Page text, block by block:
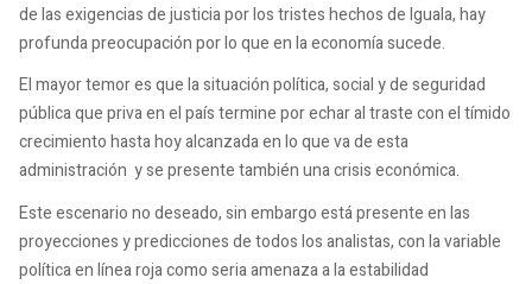
de las exigencias de justicia por los tristes hechos de Iguala, hay
profunda preocupación por lo que en la economía sucede.
El mayor temor es que la situación política, social y de seguridad
pública que priva en el país termine por echar al traste con el tímido
crecimiento hasta hoy alcanzada en lo que va de esta
administración y se presente también una crisis económica.
Este escenario no deseado, sin embargo está presente en las
proyecciones y predicciones de todos los analistas, con la variable
política en línea roja como seria amenaza a la estabilidad